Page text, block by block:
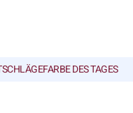
FARBE DES TAGES